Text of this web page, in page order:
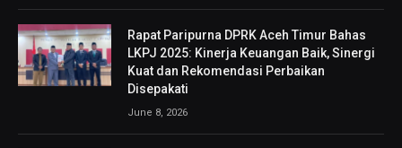
Rapat Paripurna DPRK Aceh Timur Bahas
LKPJ 2025: Kinerja Keuangan Baik, Sinergi
Kuat dan Rekomendasi Perbaikan
Disepakati
June 8, 2026